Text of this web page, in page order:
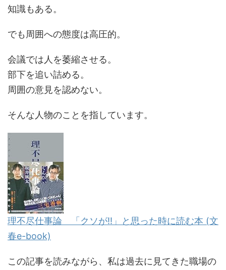
知識もある。
でも周囲への態度は高圧的。
会議では人を萎縮させる。
部下を追い詰める。
周囲の意見を認めない。
そんな人物のことを指しています。
理不尽仕事論 「クソが!!」と思った時に読む本 (文
春e-book)
この記事を読みながら、私は過去に見てきた職場の